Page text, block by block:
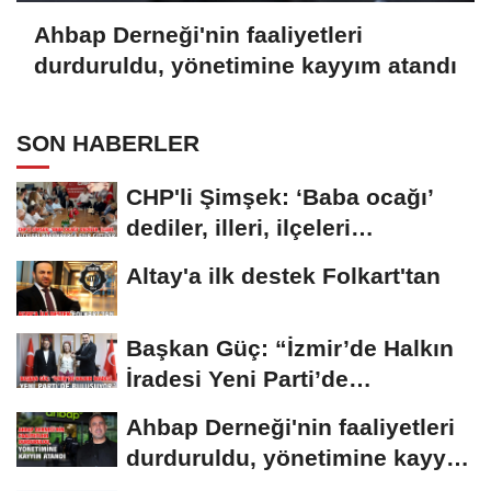
Ahbap Derneği'nin faaliyetleri
durduruldu, yönetimine kayyım atandı
SON HABERLER
CHP'li Şimşek: ‘Baba ocağı’
dediler, illeri, ilçeleri
Altay'a ilk destek Folkart'tan
Başkan Güç: “İzmir’de Halkın
İradesi Yeni Parti’de
Ahbap Derneği'nin faaliyetleri
durduruldu, yönetimine kayyım